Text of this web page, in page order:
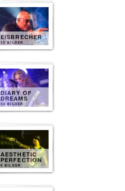
EISBRECHER
15 BILDER
DIARY OF
DREAMS
12 BILDER
AESTHETIC
PERFECTION
9 BILDER